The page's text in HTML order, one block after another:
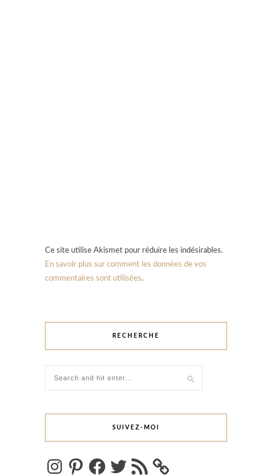
Ce site utilise Akismet pour réduire les indésirables.
En savoir plus sur comment les données de vos
commentaires sont utilisées.
RECHERCHE
SUIVEZ-MOI
InstagramPinterestFacebookTwitterFlux
RSS